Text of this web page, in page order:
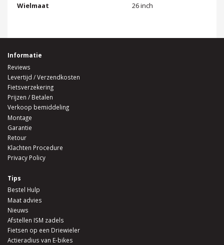
Wielmaat
26 inch
Informatie
Reviews
Levertijd / Verzendkosten
Fietsverzekering
Prijzen / Betalen
Verkoop bemiddeling
Montage
Garantie
Retour
Klachten Procedure
Privacy Policy
Tips
Bestel Hulp
Maat advies
Nieuws
Afstellen ISM zadels
Fietsen op een Driewieler
Actieradius van E-bikes